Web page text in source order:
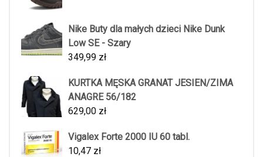
Nike Buty dla małych dzieci Nike Dunk
Low SE - Szary
349,99 zł
KURTKA MĘSKA GRANAT JESIEN/ZIMA
ANAGRE 56/182
629,00 zł
Vigalex Forte 2000 IU 60 tabl.
10,47 zł